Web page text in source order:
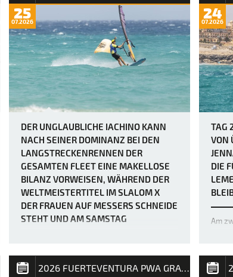
25
07.2026
DER UNGLAUBLICHE IACHINO KANN
NACH SEINER DOMINANZ BEI DEN
LANGSTRECKENRENNEN DER
GESAMTEN FLEET EINE MAKELLOSE
BILANZ VORWEISEN, WÄHREND DER
WELTMEISTERTITEL IM SLALOM X
DER FRAUEN AUF MESSERS SCHNEIDE
STEHT UND AM SAMSTAG
Die Vorhersage für Tag 3 des Slalom X beim
PWA Grand Slam 2026 auf Fuerteventura
24
07.2026
TAG
VON
DIE
Am
von
die
2026 FUERTEVENTURA PWA GRAND SLAM